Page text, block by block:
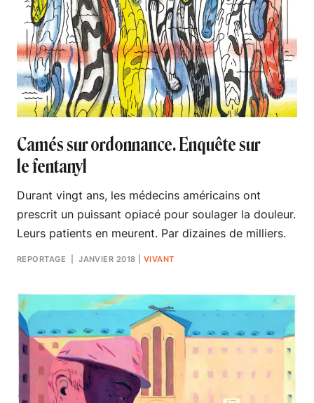
Camés sur ordonnance. Enquête sur
le fentanyl
Durant vingt ans, les médecins américains ont
prescrit un puissant opiacé pour soulager la douleur.
Leurs patients en meurent. Par dizaines de milliers.
REPORTAGE | JANVIER 2018 VIVANT